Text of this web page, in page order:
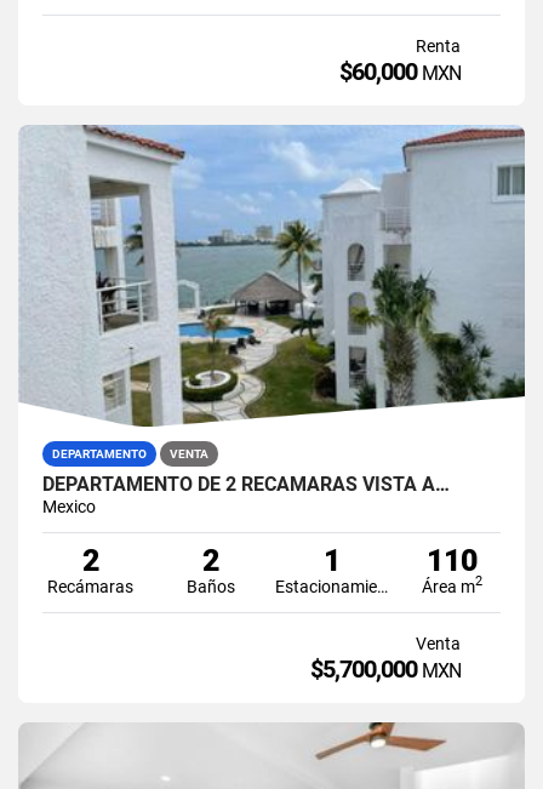
Renta
$60,000 MXN
DEPARTAMENTO VENTA
DEPARTAMENTO DE 2 RECAMARAS VISTA A…
Mexico
2
Recámaras
2
Baños
1
Estacionamiento
110
Área m2
Venta
$5,700,000 MXN